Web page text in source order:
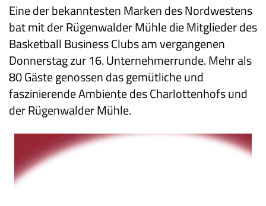
Eine der bekanntesten Marken des Nordwestens
bat mit der Rügenwalder Mühle die Mitglieder des
Basketball Business Clubs am vergangenen
Donnerstag zur 16. Unternehmerrunde. Mehr als
80 Gäste genossen das gemütliche und
faszinierende Ambiente des Charlottenhofs und
der Rügenwalder Mühle.